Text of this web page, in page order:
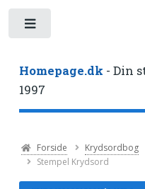
Homepage.dk - Din
1997
Forside Krydsordbog
Stempel Krydsord